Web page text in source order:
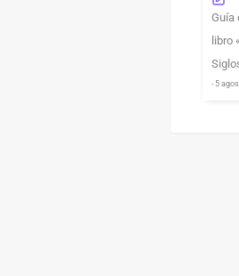
Guía
libro
- 5